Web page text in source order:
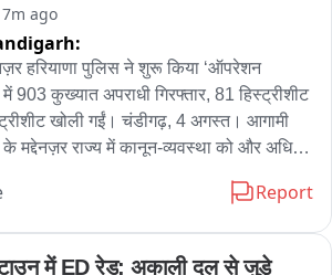
या कुटुंबांची चूल पेटते. मात्र, एकाच रात्रीत
या गोरगरीब कुटुंबांचे जगण्याचे साधनच
पैठण पोलीस ठाण्यात तक्रार देखील दाखल
7m ago
हरियाणा पुलिस ने शुरू किया ‘ऑपरेशन
903 कुख्यात अपराधी गिरफ्तार, 81 हिस्ट्रीशीट
खोली गईं। चंडीगढ़, 4 अगस्त। आगामी
मद्देनज़र राज्य में कानून-व्यवस्था को और अधिक
से हरियाणा पुलिस ने ‘ऑपरेशन ट्रैकडाउन’ शुरू
अवैध हथियारों सहित गंभीर अपराधों में संलिप्त
Report
में ED रेड; अकाली दल से जुड़े